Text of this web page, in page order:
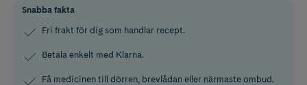
Snabba fakta
Fri frakt för dig som handlar recept.
Betala enkelt med Klarna.
Få medicinen till dörren, brevlådan eller närmaste ombud.